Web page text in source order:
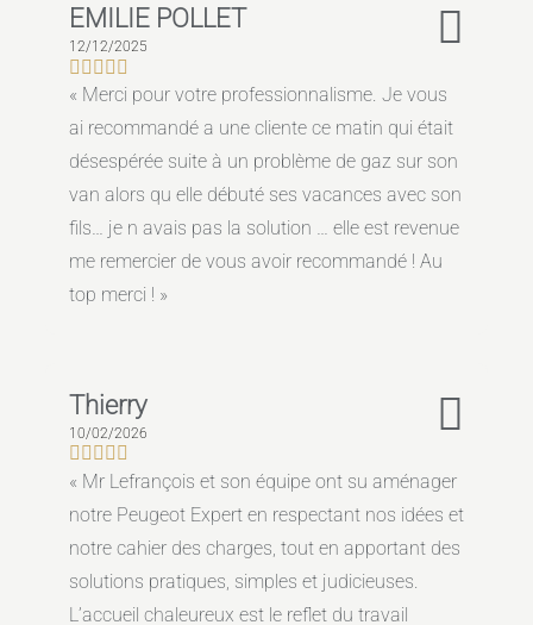
EMILIE POLLET
12/12/2025
Merci pour votre professionnalisme. Je vous
ai recommandé a une cliente ce matin qui était
désespérée suite à un problème de gaz sur son
van alors qu elle débuté ses vacances avec son
fils… je n avais pas la solution … elle est revenue
me remercier de vous avoir recommandé ! Au
top merci !
Thierry
10/02/2026
Mr Lefrançois et son équipe ont su aménager
notre Peugeot Expert en respectant nos idées et
notre cahier des charges, tout en apportant des
solutions pratiques, simples et judicieuses.
L’accueil chaleureux est le reflet du travail